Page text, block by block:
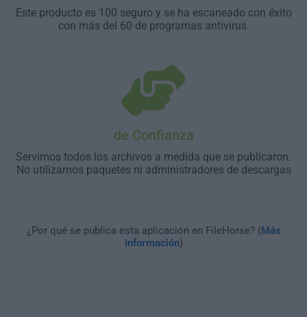
Este producto es 100 seguro y se ha escaneado con éxito
con más del 60 de programas antivirus.
de Confianza
Servimos todos los archivos a medida que se publicaron.
No utilizamos paquetes ni administradores de descargas
¿Por qué se publica esta aplicación en FileHorse? (Más
información)